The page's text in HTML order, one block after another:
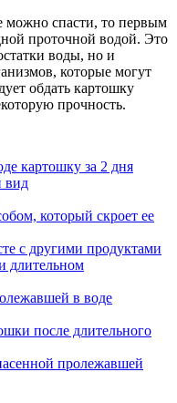
можно спасти, то первым
проточной водой. Это
воды, но и
которые могут
обдать картошку
прочность.
картошку за 2 дня
вид
который скроет ее
с другими продуктами
длительном
в воде
после длительного
пролежавшей